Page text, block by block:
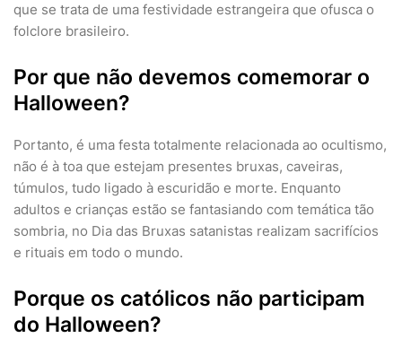
que se trata de uma festividade estrangeira que ofusca o
folclore brasileiro.
Por que não devemos comemorar o
Halloween?
Portanto, é uma festa totalmente relacionada ao ocultismo,
não é à toa que estejam presentes bruxas, caveiras,
túmulos, tudo ligado à escuridão e morte. Enquanto
adultos e crianças estão se fantasiando com temática tão
sombria, no Dia das Bruxas satanistas realizam sacrifícios
e rituais em todo o mundo.
Porque os católicos não participam
do Halloween?